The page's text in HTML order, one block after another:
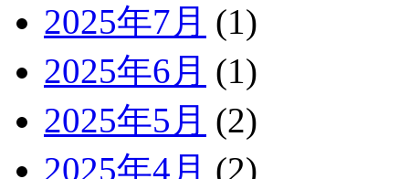
2025年7月 (1)
2025年6月 (1)
2025年5月 (2)
2025年4月 (2)